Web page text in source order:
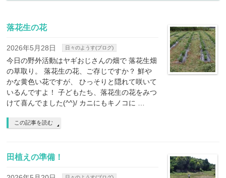
落花生の花
2026年5月28日 日々のようす(ブログ)
今日の野外活動はヤギおじさんの畑で 落花生畑
の草取り。 落花生の花、ご存じですか？ 鮮や
かな黄色い花ですが、 ひっそりと隠れて咲いて
いるんですよ！ 子どもたち、落花生の花をみつ
けて喜んでました(^^)/ カニにもキノコに …
この記事を読む
田植えの準備！